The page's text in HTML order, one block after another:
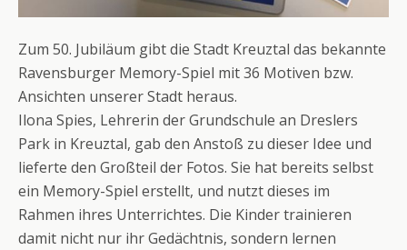
Zum 50. Jubiläum gibt die Stadt Kreuztal das bekannte
Ravensburger Memory-Spiel mit 36 Motiven bzw.
Ansichten unserer Stadt heraus.
Ilona Spies, Lehrerin der Grundschule an Dreslers
Park in Kreuztal, gab den Anstoß zu dieser Idee und
lieferte den Großteil der Fotos. Sie hat bereits selbst
ein Memory-Spiel erstellt, und nutzt dieses im
Rahmen ihres Unterrichtes. Die Kinder trainieren
damit nicht nur ihr Gedächtnis, sondern lernen